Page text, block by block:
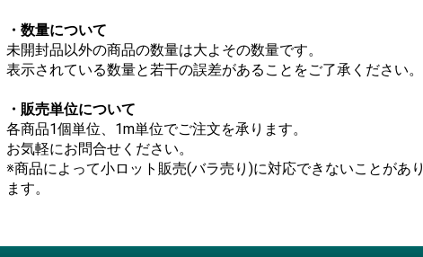
・数量について
未開封品以外の商品の数量は大よその数量です。
表示されている数量と若干の誤差があることをご了承ください。
・販売単位について
各商品1個単位、1m単位でご注文を承ります。
お気軽にお問合せください。
※商品によって小ロット販売(バラ売り)に対応できないことがあり
ます。